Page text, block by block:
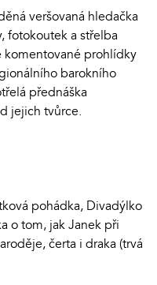
veršovaná hledačka
fotokoutek a střelba
komentované prohlídky
barokního
přednáška
jejich tvůrce.
pohádka, Divadýlko
o tom, jak Janek při
čerta i draka (trvá